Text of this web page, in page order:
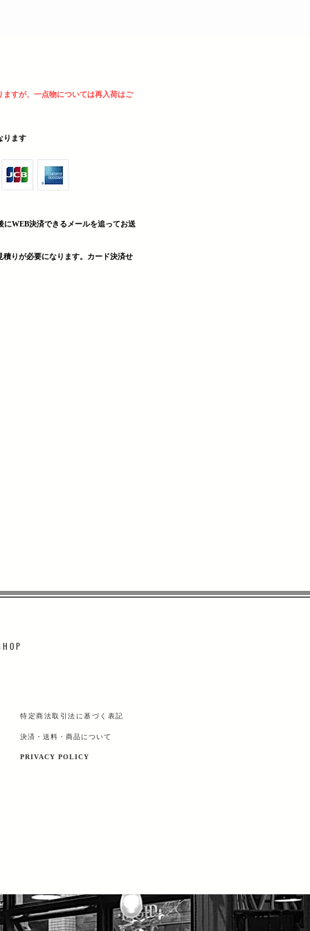
ますが、一点物については再入荷はご
ります
にWEB決済できる メールを追ってお送
りが必要になります。カード決済せ
H O P
特定商法取引法に基づく表記
決済・送料・商品について
PRIVACY POLICY